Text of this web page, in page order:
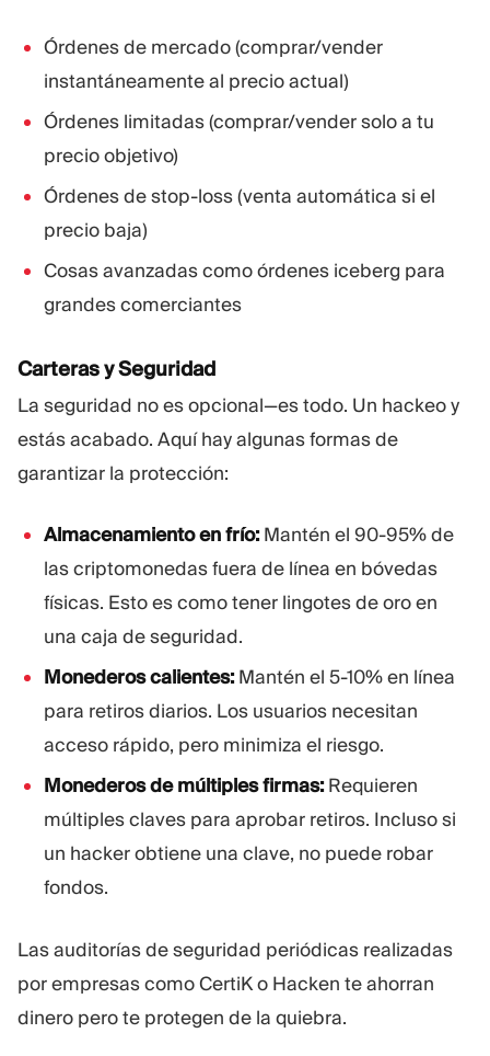
Órdenes de mercado (comprar/vender
instantáneamente al precio actual)
Órdenes limitadas (comprar/vender solo a tu
precio objetivo)
Órdenes de stop-loss (venta automática si el
precio baja)
Cosas avanzadas como órdenes iceberg para
grandes comerciantes
Carteras y Seguridad
La seguridad no es opcional—es todo. Un hackeo y
estás acabado. Aquí hay algunas formas de
garantizar la protección:
Almacenamiento en frío:Mantén el 90-95% de
las criptomonedas fuera de línea en bóvedas
físicas. Esto es como tener lingotes de oro en
una caja de seguridad.
Monederos calientes:Mantén el 5-10% en línea
para retiros diarios. Los usuarios necesitan
acceso rápido, pero minimiza el riesgo.
Monederos de múltiples firmas:Requieren
múltiples claves para aprobar retiros. Incluso si
un hacker obtiene una clave, no puede robar
fondos.
Las auditorías de seguridad periódicas realizadas
por empresas como CertiK o Hacken te ahorran
dinero pero te protegen de la quiebra.